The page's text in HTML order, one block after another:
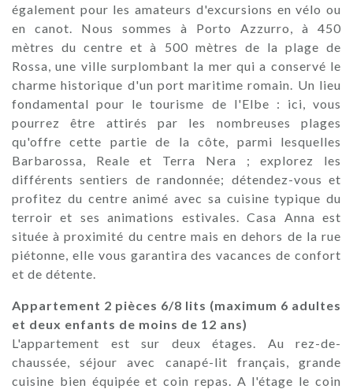
également pour les amateurs d'excursions en vélo ou
en canot. Nous sommes à Porto Azzurro, à 450
mètres du centre et à 500 mètres de la plage de
Rossa, une ville surplombant la mer qui a conservé le
charme historique d'un port maritime romain. Un lieu
fondamental pour le tourisme de l'Elbe : ici, vous
pourrez être attirés par les nombreuses plages
qu'offre cette partie de la côte, parmi lesquelles
Barbarossa, Reale et Terra Nera ; explorez les
différents sentiers de randonnée; détendez-vous et
profitez du centre animé avec sa cuisine typique du
terroir et ses animations estivales. Casa Anna est
située à proximité du centre mais en dehors de la rue
piétonne, elle vous garantira des vacances de confort
et de détente.
Appartement 2 pièces 6/8 lits (maximum 6 adultes
et deux enfants de moins de 12 ans)
L'appartement est sur deux étages. Au rez-de-
chaussée, séjour avec canapé-lit français, grande
cuisine bien équipée et coin repas. A l'étage le coin